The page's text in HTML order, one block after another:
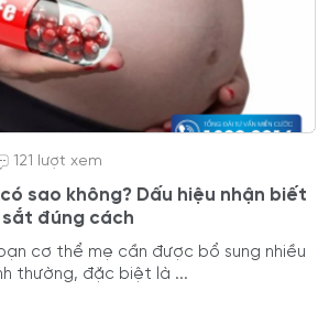
121 lượt xem
sao không? Dấu hiệu nhận biết
đúng cách
cơ thể mẹ cần được bổ sung nhiều
thường, đặc biệt là ...